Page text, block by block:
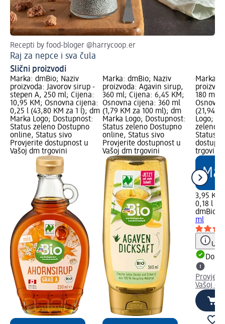
Recepti by food-bloger @harrycoop.er
Raj za nepce i sva čula
Slični proizvodi
Marka: dmBio; Naziv
proizvoda: Javorov sirup -
stepen A, 250 ml; Cijena:
10,95 KM; Osnovna cijena:
0,25 l (43,80 KM za 1 l); dm
Marka Logo; Dostupnost:
Status zeleno Dostupno
online, Status sivo
Provjerite dostupnost u
Vašoj dm trgovini
Marka: dmBio; Naziv
proizvoda: Agavin sirup,
360 ml; Cijena: 6,45 KM;
Osnovna cijena: 360 ml
(1,79 KM za 100 ml); dm
Marka Logo; Dostupnost:
Status zeleno Dostupno
online, Status sivo
Provjerite dostupnost u
Vašoj dm trgovini
Marka:
180 ml;
(21,94
Logo;
zeleno
Status
trgovini
3,95 KM
0,18 l
dmBio
ml
Vašoj